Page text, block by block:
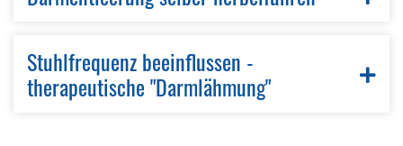
Stuhlfrequenz beeinflussen -
therapeutische "Darmlähmung"